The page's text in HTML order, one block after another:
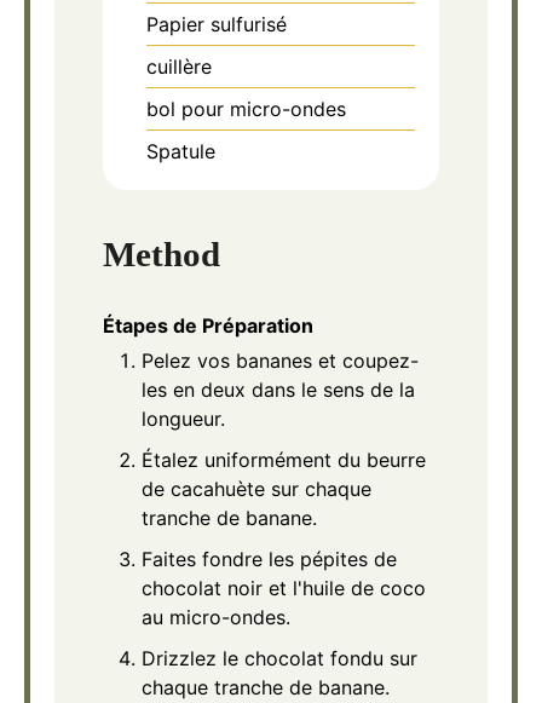
Papier sulfurisé
cuillère
bol pour micro-ondes
Spatule
Method
Étapes de Préparation
Pelez vos bananes et coupez-
les en deux dans le sens de la
longueur.
Étalez uniformément du beurre
de cacahuète sur chaque
tranche de banane.
Faites fondre les pépites de
chocolat noir et l'huile de coco
au micro-ondes.
Drizzlez le chocolat fondu sur
chaque tranche de banane.